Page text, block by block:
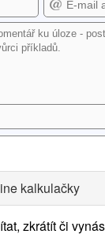
kalkulačky
zkrátít či